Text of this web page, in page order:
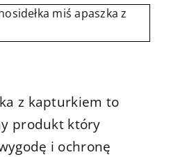
O Nas
z kapturkiem to
produkt który
i ochronę